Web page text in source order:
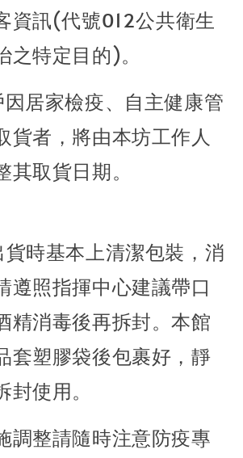
資訊(代號012公共衛生
之特定目的)。
因居家檢疫、自主健康管
貨者，將由本坊工作人
其取貨日期。
貨時基本上清潔包裝，消
遵照指揮中心建議帶口
精消毒後再拆封。本館
套塑膠袋後包裹好，靜
使用。
調整請隨時注意防疫專